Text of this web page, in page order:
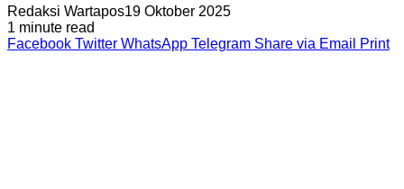
Redaksi Wartapos19 Oktober 2025
1 minute read
Facebook Twitter WhatsApp Telegram Share via Email Print